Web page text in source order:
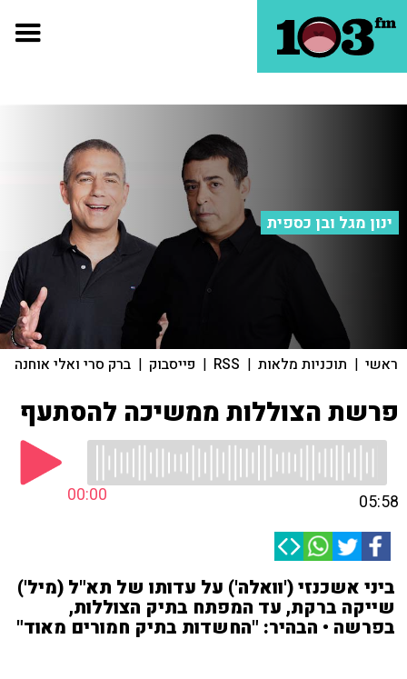
ינון מגל ובן כספית
ראשי | תוכניות מלאות |
RSS
| פייסבוק | ברק סרי ואלי אוחנה
פרשת הצוללות ממשיכה להסתעף
00:00 05:58
ביני אשכנזי ('וואלה') על עדותו של תא"ל (מיל')
שייקה ברקת, עד המפתח בתיק הצוללות,
בפרשה • הבהיר: "החשדות בתיק חמורים מאוד"